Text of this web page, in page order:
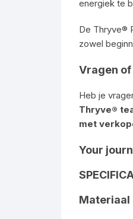
energiek te
De Thryve®
zowel
Vragen
Heb je
Thryve®
met
Your
Materiaal